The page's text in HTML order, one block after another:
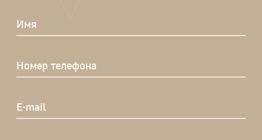
Имя
Номер телефона
E-mail